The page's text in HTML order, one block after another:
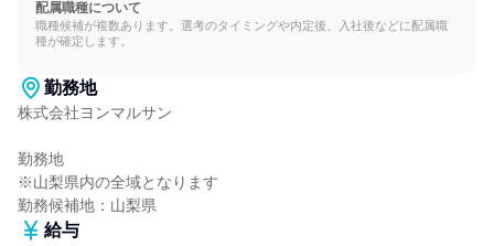
配属職種について
職種候補が複数あります。選考のタイミングや内定後、入社後などに配属職
種が確定します。
勤務地
株式会社ヨンマルサン
勤務地
※山梨県内の全域となります
勤務候補地：山梨県
給与